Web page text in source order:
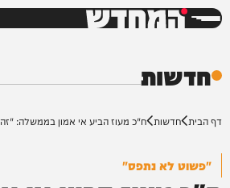
המחדש
חדשות
דף הבית חדשות ח"כ מעוז הביע אי אמון בממשלה:
"פשוט לא נתפס"